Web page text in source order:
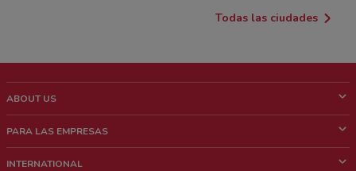
Todas las ciudades
ABOUT US
¿Quiénes Somos?
PARA LAS EMPRESAS
INTERNATIONAL